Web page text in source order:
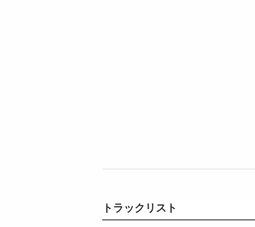
トラックリスト